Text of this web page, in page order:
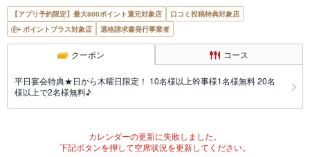
【アプリ予約限定】最大800ポイント還元対象店
口コミ投稿特典対象店
ポイントプラス対象店
適格請求書発行事業者
クーポン コース
平日宴会特典★日から木曜日限定！ 10名様以上幹事様1名様無料 20名
様以上で2名様無料♪
カレンダーの更新に失敗しました。
下記ボタンを押して空席状況を更新してください。